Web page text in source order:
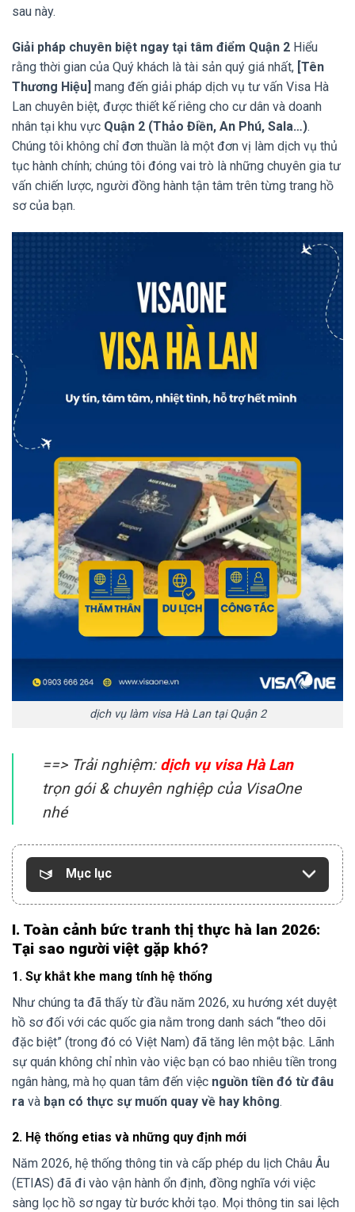
sau này.
Giải pháp chuyên biệt ngay tại tâm điểm Quận 2 Hiểu
rằng thời gian của Quý khách là tài sản quý giá nhất, [Tên
Thương Hiệu] mang đến giải pháp dịch vụ tư vấn Visa Hà
Lan chuyên biệt, được thiết kế riêng cho cư dân và doanh
nhân tại khu vực Quận 2 (Thảo Điền, An Phú, Sala…).
Chúng tôi không chỉ đơn thuần là một đơn vị làm dịch vụ thủ
tục hành chính; chúng tôi đóng vai trò là những chuyên gia tư
vấn chiến lược, người đồng hành tận tâm trên từng trang hồ
sơ của bạn.
dịch vụ làm visa Hà Lan tại Quận 2
==> Trải nghiệm: dịch vụ visa Hà Lan
trọn gói & chuyên nghiệp của VisaOne
nhé
Mục lục
I. Toàn cảnh bức tranh thị thực hà lan 2026:
Tại sao người việt gặp khó?
1. Sự khắt khe mang tính hệ thống
Như chúng ta đã thấy từ đầu năm 2026, xu hướng xét duyệt
hồ sơ đối với các quốc gia nằm trong danh sách “theo dõi
đặc biệt” (trong đó có Việt Nam) đã tăng lên một bậc. Lãnh
sự quán không chỉ nhìn vào việc bạn có bao nhiêu tiền trong
ngân hàng, mà họ quan tâm đến việc nguồn tiền đó từ đâu
ra và bạn có thực sự muốn quay về hay không.
2. Hệ thống etias và những quy định mới
Năm 2026, hệ thống thông tin và cấp phép du lịch Châu Âu
(ETIAS) đã đi vào vận hành ổn định, đồng nghĩa với việc
sàng lọc hồ sơ ngay từ bước khởi tạo. Mọi thông tin sai lệch